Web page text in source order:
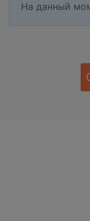
На данный